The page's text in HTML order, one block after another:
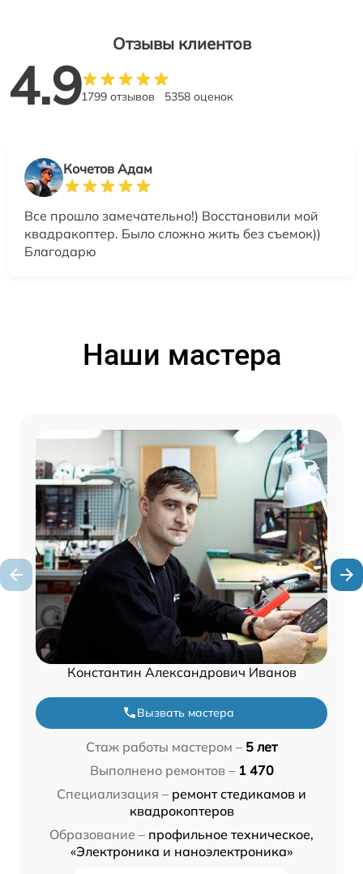
Отзывы клиентов
4.91799 отзывов 5358 оценок
Кочетов Адам
Все прошло замечательно!) Восстановили мой
квадракоптер. Было сложно жить без съемок))
Благодарю
Наши мастера
Константин Александрович Иванов
Вызвать мастера
Стаж работы мастером – 5 лет
Выполнено ремонтов – 1 470
Специализация – ремонт стедикамов и
квадрокоптеров
Образование – профильное техническое,
«Электроника и наноэлектроника»